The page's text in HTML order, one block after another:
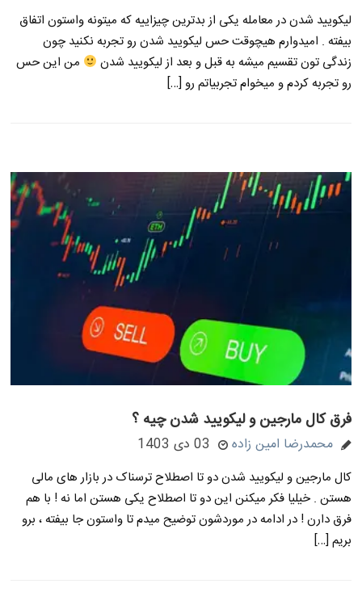
لیکویید شدن در معامله یکی از بدترین چیزاییه که میتونه واستون اتفاق
بیفته . امیدوارم هیچوقت حس لیکویید شدن رو تجربه نکنید چون
زندگی تون تقسیم میشه به قبل و بعد از لیکویید شدن
من این حس
رو تجربه کردم و میخوام تجربیاتم رو […]
فرق کال مارجین و لیکویید شدن چیه ؟
محمدرضا امین زاده 03 دی 1403
کال مارجین و لیکویید شدن دو تا اصطلاح ترسناک در بازار های مالی
هستن . خیلیا فکر میکنن این دو تا اصطلاح یکی هستن اما نه ! با هم
فرق دارن ! در ادامه در موردشون توضیح میدم تا واستون جا بیفته ، برو
بریم […]